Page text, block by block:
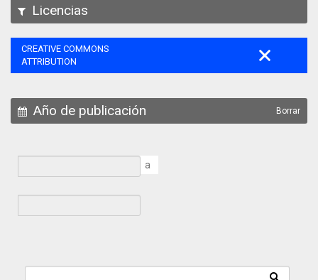
Licencias
CREATIVE COMMONS
ATTRIBUTION
Año de publicación Borrar
a